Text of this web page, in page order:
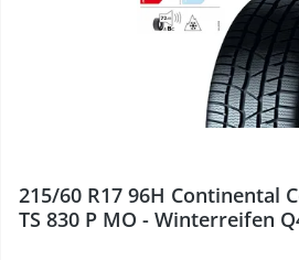
215/60 R17 96H Continental
TS 830 P MO - Winterreifen